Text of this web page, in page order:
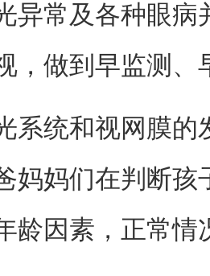
异常及各种眼
，做到早监测
统和视网膜的
妈妈们在判断
龄因素，正常情